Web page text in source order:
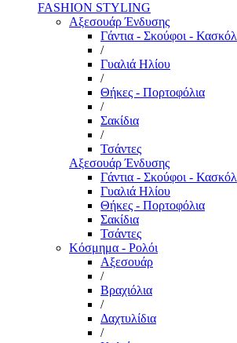
FASHION STYLING
Αξεσουάρ Ένδυσης
Γάντια - Σκούφοι - Κασκόλ
/
Γυαλιά Ηλίου
/
Θήκες - Πορτοφόλια
/
Σακίδια
/
Τσάντες
Αξεσουάρ Ένδυσης
Γάντια - Σκούφοι - Κασκόλ
Γυαλιά Ηλίου
Θήκες - Πορτοφόλια
Σακίδια
Τσάντες
Κόσμημα - Ρολόι
Αξεσουάρ
/
Βραχιόλια
/
Δαχτυλίδια
/